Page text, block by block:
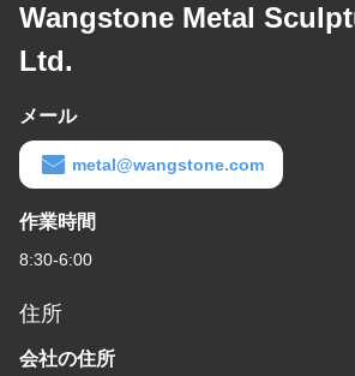
Wangstone Metal
Ltd.
メール
metal@wangstone.com
作業時間
8:30-6:00
住所
会社の住所